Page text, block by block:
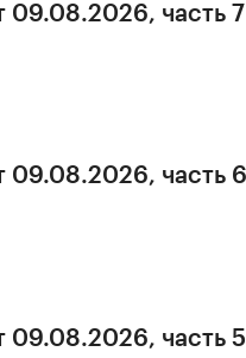
09.08.2026, часть 7
09.08.2026, часть 6
09.08.2026, часть 5